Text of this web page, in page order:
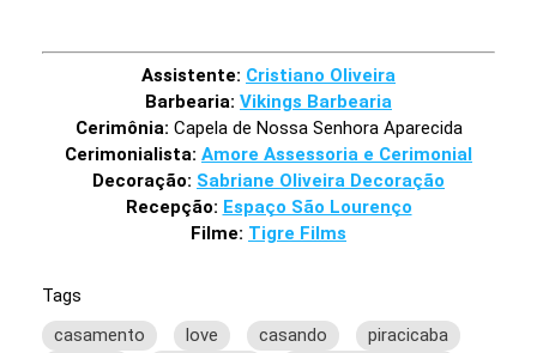
Assistente: Cristiano Oliveira
Barbearia: Vikings Barbearia
Cerimônia: Capela de Nossa Senhora Aparecida
Cerimonialista: Amore Assessoria e Cerimonial
Decoração: Sabriane Oliveira Decoração
Recepção: Espaço São Lourenço
Filme: Tigre Films
Tags
casamento
love casando
piracicaba